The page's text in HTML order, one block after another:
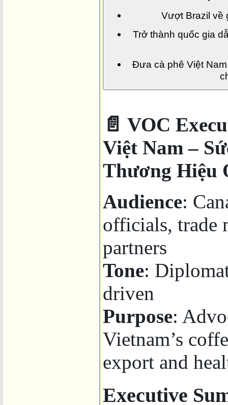
Vượt Brazil về
Trở thành quốc gia
Đưa cà phê Việt
📄 VOC
Việt Nam –
Thương Hiệu
Audience:
officials, trade
partners
Tone:
driven
Purpose:
Vietnam’s
export and
Executive